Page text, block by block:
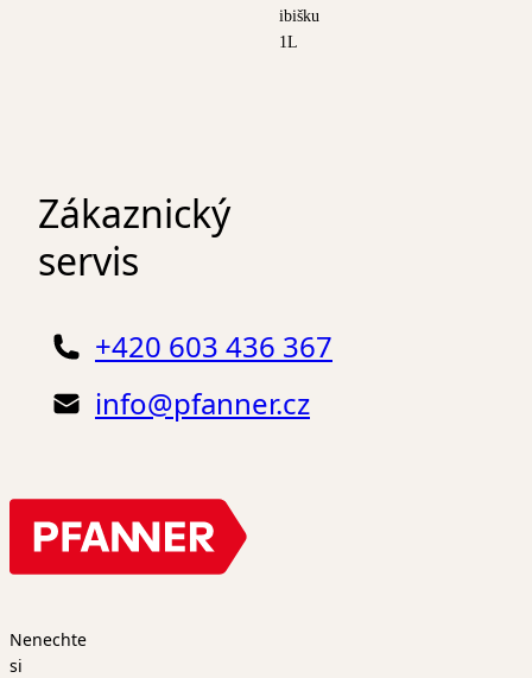
ibišku
1L
Nenechte
si
Zákaznický
servis
+420 603 436 367
info@pfanner.cz